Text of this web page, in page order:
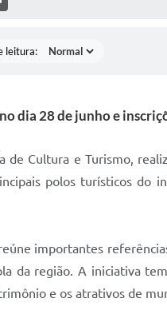
leitura:
dia 28 de junho e
Cultura e Turismo,
polos turísticos do
importantes
da região. A iniciativa
e os atrativos de